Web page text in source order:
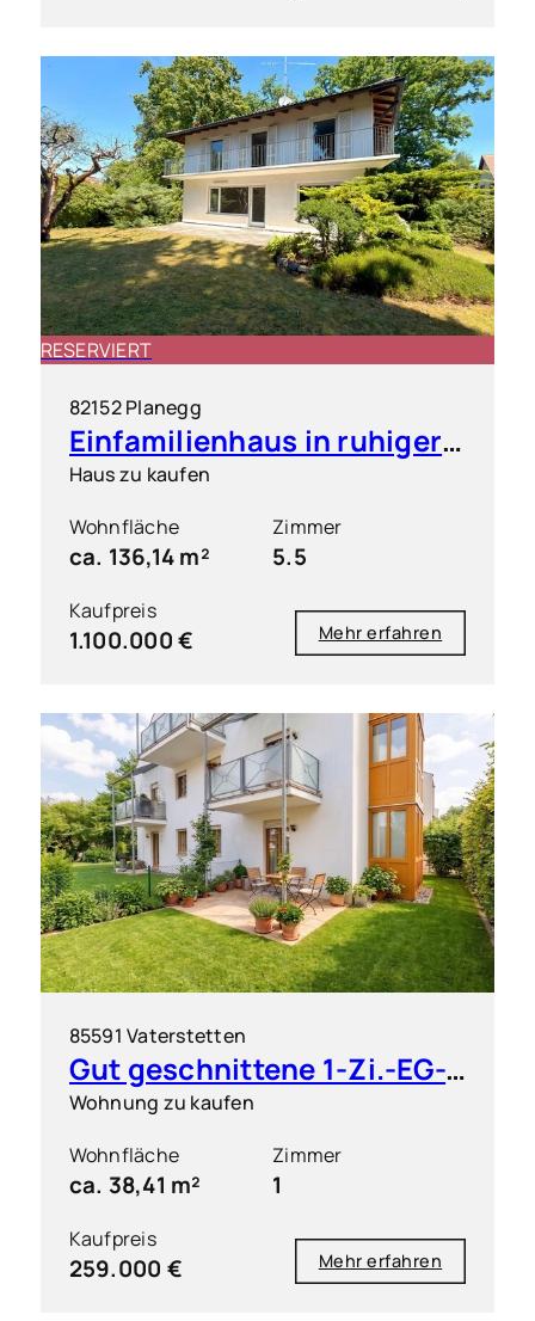
RESERVIERT
82152 Planegg
Einfamilienhaus in ruhiger & grüner Toplage
Haus zu kaufen
Wohnfläche
ca. 136,14 m²
Zimmer
5.5
Kaufpreis
1.100.000 € Mehr erfahren
85591 Vaterstetten
Gut geschnittene 1-Zi.-EG-Wohnung mit großem Garten
Wohnung zu kaufen
Wohnfläche
ca. 38,41 m²
Zimmer
1
Kaufpreis
259.000 € Mehr erfahren